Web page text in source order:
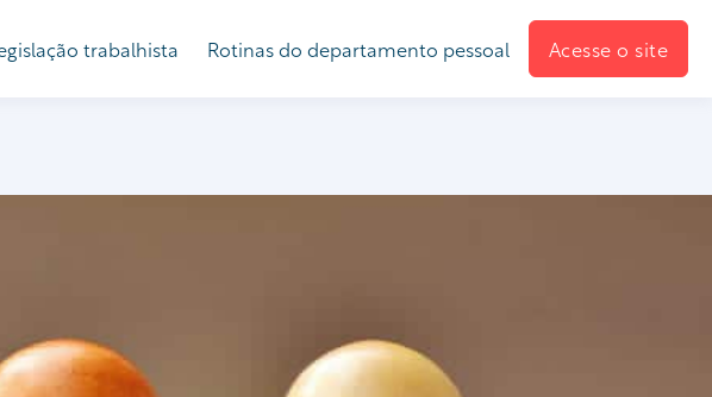
trabalhista Rotinas do departamento pessoal Acesse o site